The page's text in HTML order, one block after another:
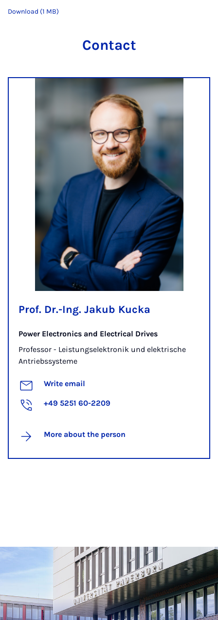
Download (1 MB)
Contact
Prof. Dr.-Ing. Jakub Kucka
Power Electronics and Electrical Drives
Professor - Leistungselektronik und elektrische
Antriebssysteme
Write email
+49 5251 60-2209
More about the person